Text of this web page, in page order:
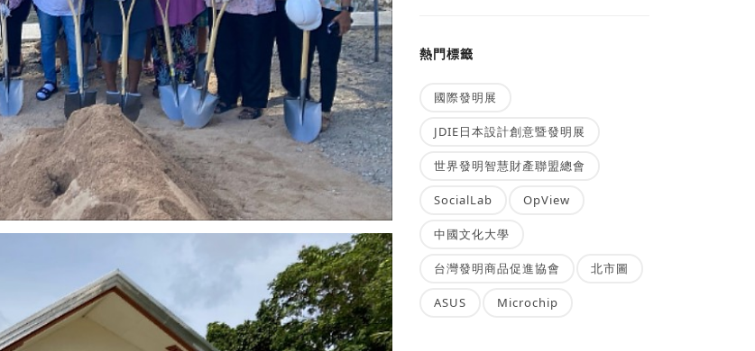
熱門標籤
國際發明展
JDIE日本設計創意暨發明展
世界發明智慧財產聯盟總會
SocialLab OpView
中國文化大學
台灣發明商品促進協會 北市圖
ASUS Microchip